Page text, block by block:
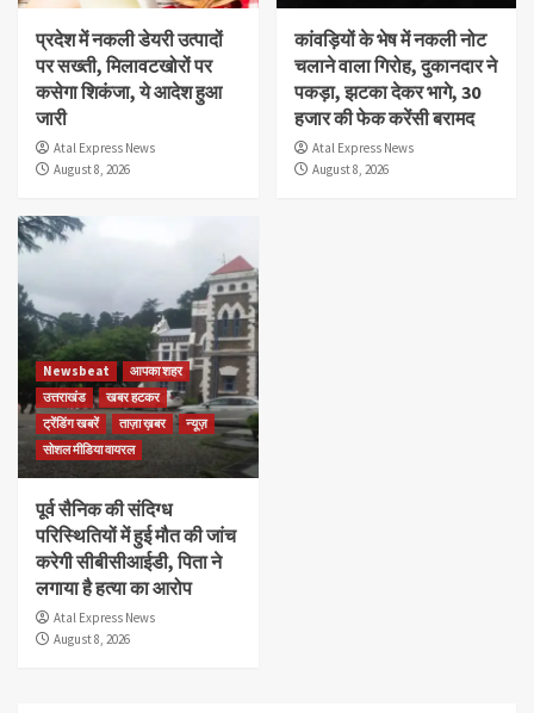
प्रदेश में नकली डेयरी उत्पादों
पर सख्ती, मिलावटखोरों पर
कसेगा शिकंजा, ये आदेश हुआ
जारी
Atal Express News
August 8, 2026
कांवड़ियों के भेष में नकली नोट
चलाने वाला गिरोह, दुकानदार ने
पकड़ा, झटका देकर भागे, 30
हजार की फेक करेंसी बरामद
Atal Express News
August 8, 2026
Newsbeat
आपका शहर
उत्तराखंड
खबर हटकर
ट्रेंडिंग खबरें
ताज़ा ख़बर
न्यूज़
सोशल मीडिया वायरल
पूर्व सैनिक की संदिग्ध
परिस्थितियों में हुई मौत की जांच
करेगी सीबीसीआईडी, पिता ने
लगाया है हत्या का आरोप
Atal Express News
August 8, 2026